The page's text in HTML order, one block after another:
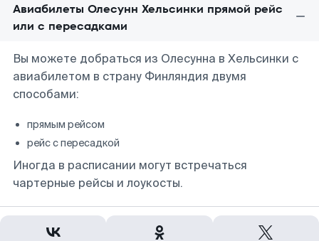
Авиабилеты Олесунн Хельсинки прямой рейс
или с пересадками
Вы можете добраться из Олесунна в Хельсинки с
авиабилетом в страну Финляндия двумя
способами:
прямым рейсом
рейс с пересадкой
Иногда в расписании могут встречаться
чартерные рейсы и лоукосты.